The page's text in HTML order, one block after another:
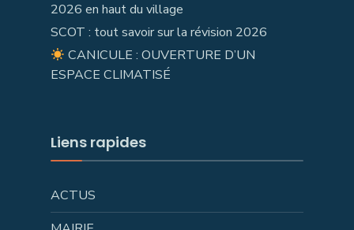
2026 en haut du village
SCOT : tout savoir sur la révision 2026
CANICULE : OUVERTURE D’UN
ESPACE CLIMATISÉ
Liens rapides
ACTUS